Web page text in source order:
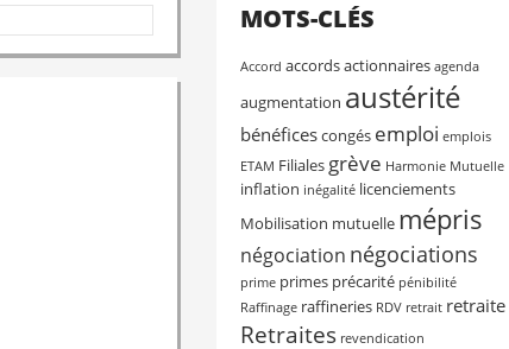
MOTS-CLÉS
Accord accordsactionnaires agenda
augmentation austérité
bénéficescongés emploi emplois
ETAM Filiales grève Harmonie Mutuelle
inflation inégalité licenciements
Mobilisation mutuelle mépris
négociation négociations
prime primes précarité pénibilité
Raffinage raffineries RDV retrait retraite
Retraites revendication